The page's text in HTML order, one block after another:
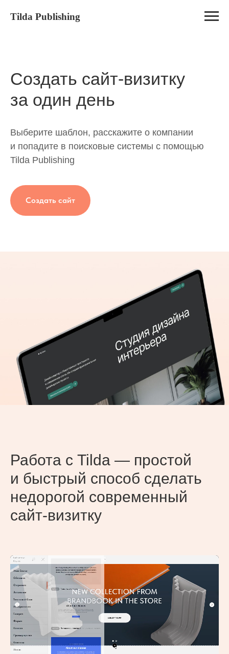
Tilda Publishing
Создать сайт-визитку
за один день
Выберите шаблон, расскажите о компании
и попадите в поисковые системы с помощью
Tilda Publishing
Создать сайт
Работа с Tilda — простой
и быстрый способ сделать
недорогой современный
сайт-визитку